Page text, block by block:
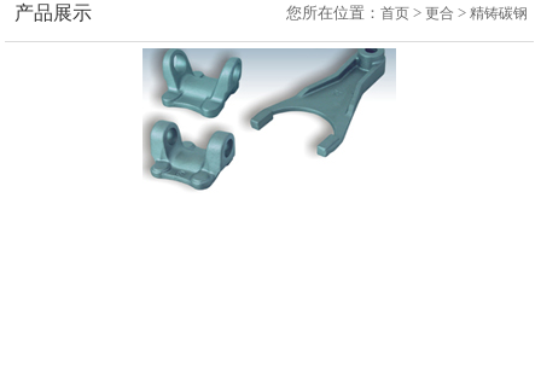
产品展示 您所在位置：首页 >更合 >精铸碳钢